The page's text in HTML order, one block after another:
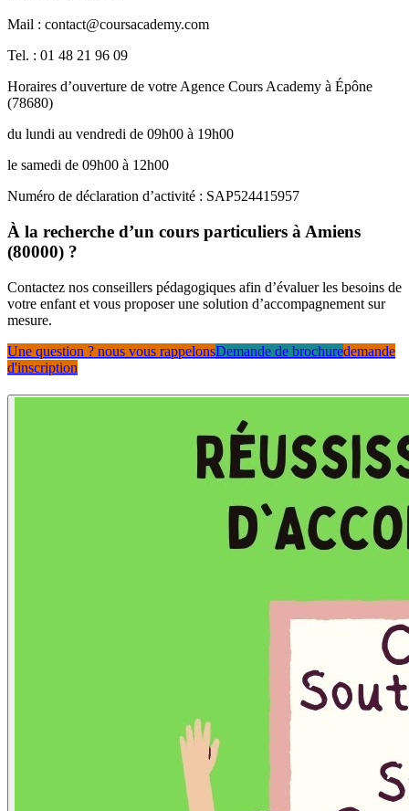
Mail : contact@coursacademy.com
Tel. : 01 48 21 96 09
Horaires d’ouverture de votre Agence Cours Academy à Épône
(78680)
du lundi au vendredi de 09h00 à 19h00
le samedi de 09h00 à 12h00
Numéro de déclaration d’activité : SAP524415957
À la recherche d’un cours particuliers à Amiens
(80000) ?
Contactez nos conseillers pédagogiques afin d’évaluer les besoins de
votre enfant et vous proposer une solution d’accompagnement sur
mesure.
Une question ? nous vous rappelonsDemande de brochuredemande
d'inscription